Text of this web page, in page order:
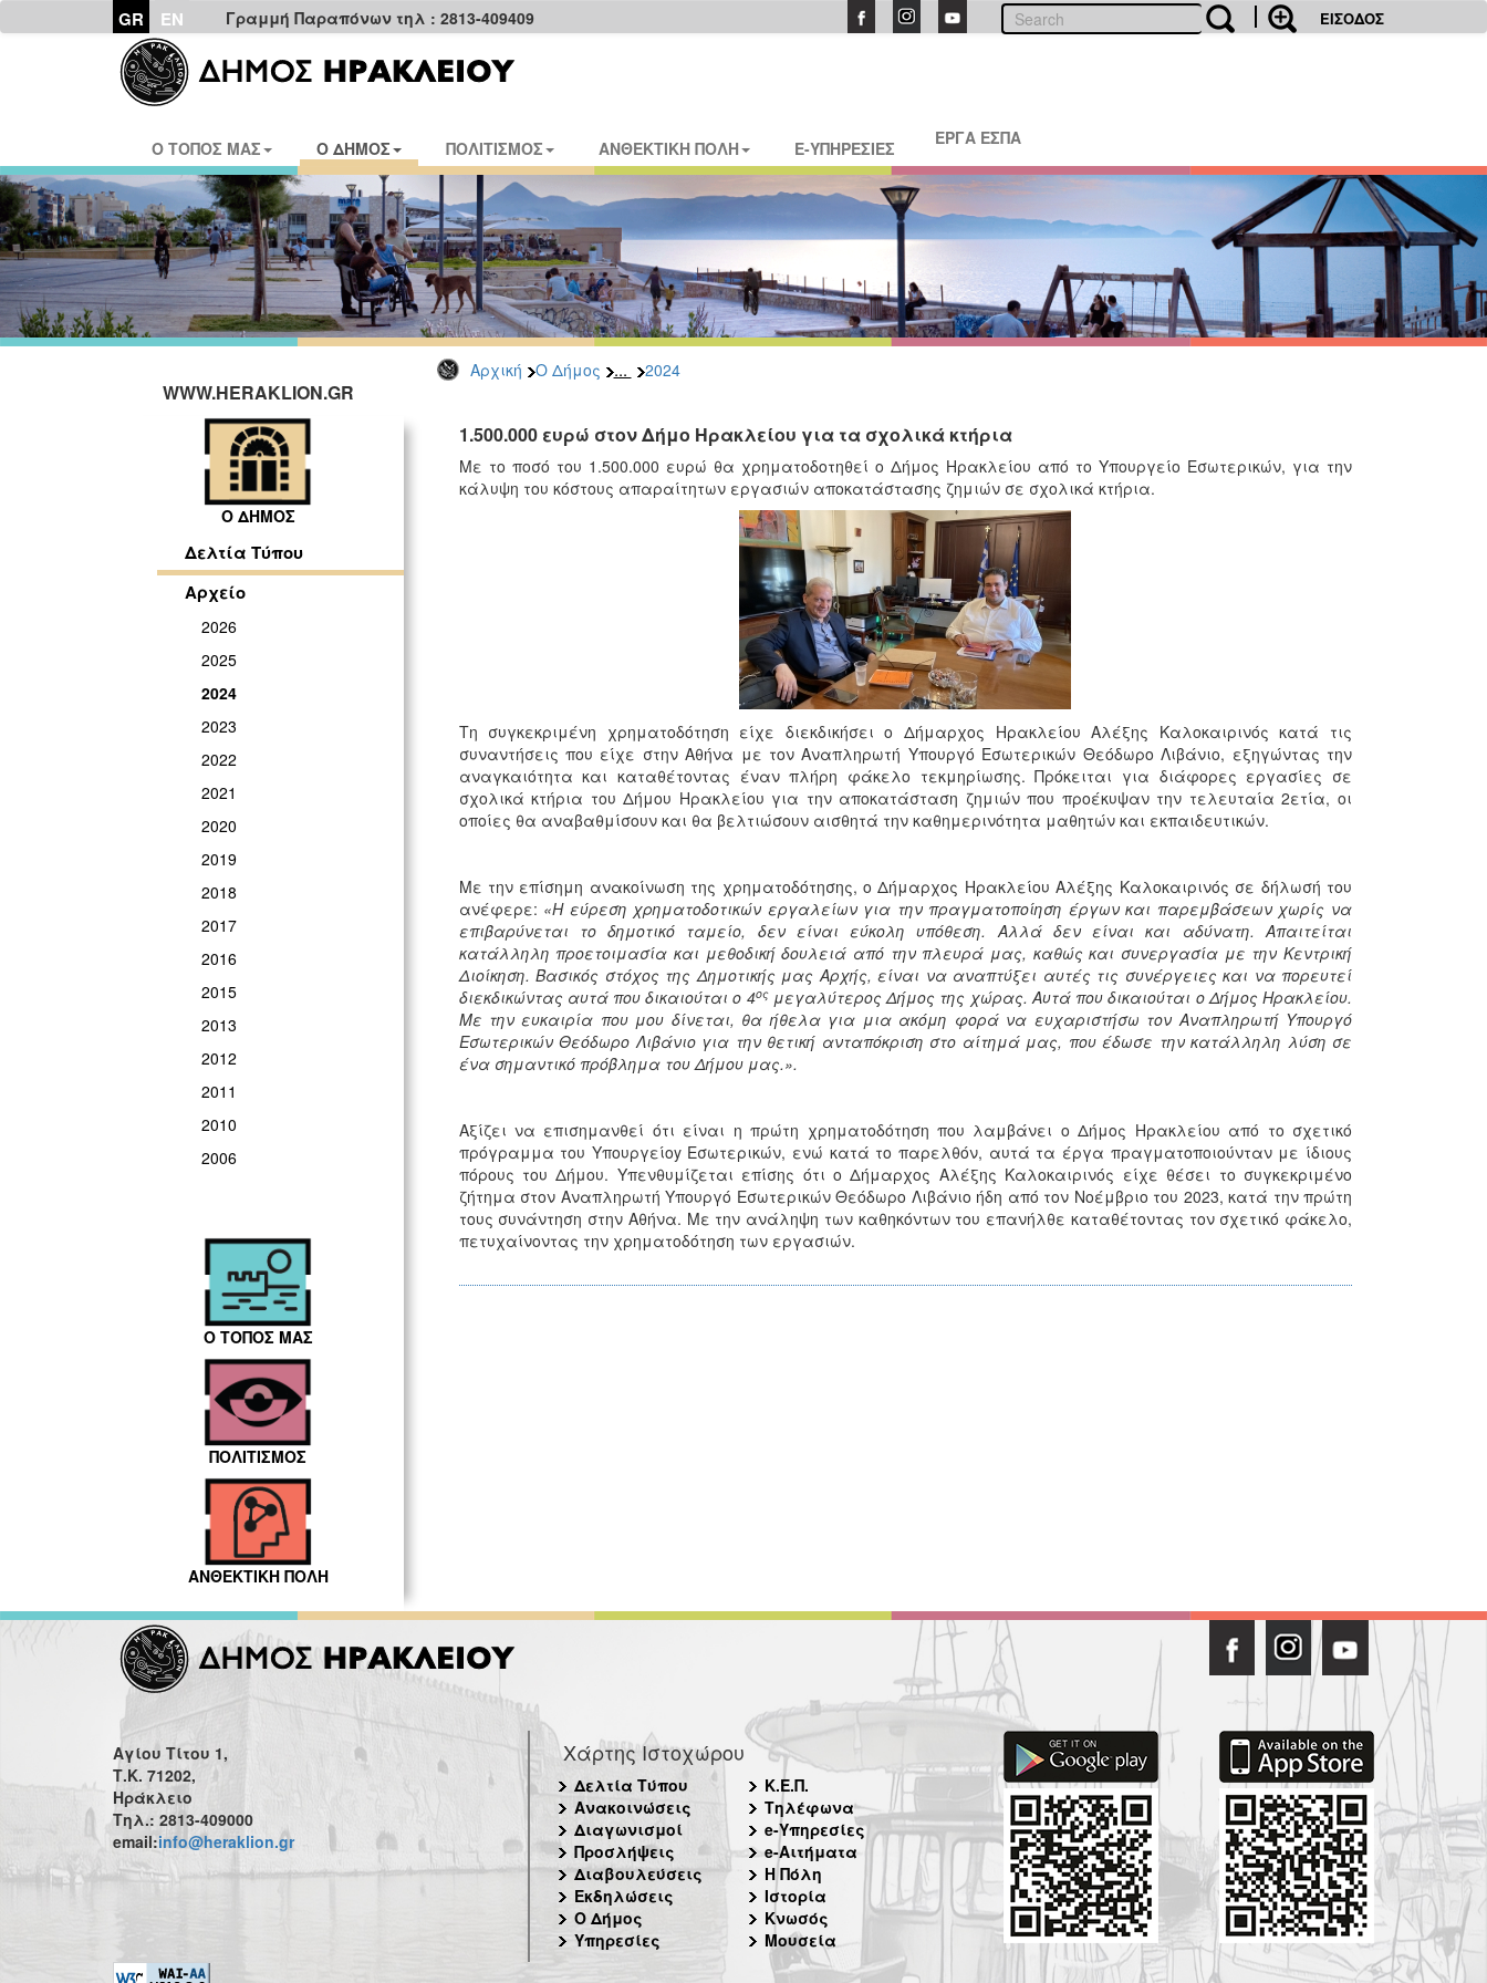
GR EN Γραμμή Παραπόνων τηλ : 2813-409409 ΕΙΣΟΔΟΣ
Ο ΤΟΠΟΣ ΜΑΣ Ο ΔΗΜΟΣ ΠΟΛΙΤΙΣΜΟΣ ΑΝΘΕΚΤΙΚΗ ΠΟΛΗ E-ΥΠΗΡΕΣΙΕΣ ΕΡΓΑ ΕΣΠΑ
Αρχική Ο Δήμος ... 2024
WWW.HERAKLION.GR
Ο ΔΗΜΟΣ
Δελτία Τύπου
Αρχείο
2026
2025
2024
2023
2022
2021
2020
2019
2018
2017
2016
2015
2013
2012
2011
2010
2006
Ο ΤΟΠΟΣ ΜΑΣ
ΠΟΛΙΤΙΣΜΟΣ
ΑΝΘΕΚΤΙΚΗ ΠΟΛΗ
1.500.000 ευρώ στον Δήμο Ηρακλείου για τα σχολικά κτήρια
Με το ποσό του 1.500.000 ευρώ θα χρηματοδοτηθεί ο Δήμος Ηρακλείου από το Υπουργείο Εσωτερικών, για την
κάλυψη του κόστους απαραίτητων εργασιών αποκατάστασης ζημιών σε σχολικά κτήρια.
Τη συγκεκριμένη χρηματοδότηση είχε διεκδικήσει ο Δήμαρχος Ηρακλείου Αλέξης Καλοκαιρινός κατά τις
συναντήσεις που είχε στην Αθήνα με τον Αναπληρωτή Υπουργό Εσωτερικών Θεόδωρο Λιβάνιο, εξηγώντας την
αναγκαιότητα και καταθέτοντας έναν πλήρη φάκελο τεκμηρίωσης. Πρόκειται για διάφορες εργασίες σε
σχολικά κτήρια του Δήμου Ηρακλείου για την αποκατάσταση ζημιών που προέκυψαν την τελευταία 2ετία, οι
οποίες θα αναβαθμίσουν και θα βελτιώσουν αισθητά την καθημερινότητα μαθητών και εκπαιδευτικών.
Με την επίσημη ανακοίνωση της χρηματοδότησης, ο Δήμαρχος Ηρακλείου Αλέξης Καλοκαιρινός σε δήλωσή του
ανέφερε: «Η εύρεση χρηματοδοτικών εργαλείων για την πραγματοποίηση έργων και παρεμβάσεων χωρίς να
επιβαρύνεται το δημοτικό ταμείο, δεν είναι εύκολη υπόθεση. Αλλά δεν είναι και αδύνατη. Απαιτείται
κατάλληλη προετοιμασία και μεθοδική δουλειά από την πλευρά μας, καθώς και συνεργασία με την Κεντρική
Διοίκηση. Βασικός στόχος της Δημοτικής μας Αρχής, είναι να αναπτύξει αυτές τις συνέργειες και να πορευτεί
διεκδικώντας αυτά που δικαιούται ο 4οςμεγαλύτερος Δήμος της χώρας. Αυτά που δικαιούται ο Δήμος Ηρακλείου.
Με την ευκαιρία που μου δίνεται, θα ήθελα για μια ακόμη φορά να ευχαριστήσω τον Αναπληρωτή Υπουργό
Εσωτερικών Θεόδωρο Λιβάνιο για την θετική ανταπόκριση στο αίτημά μας, που έδωσε την κατάλληλη λύση σε
ένα σημαντικό πρόβλημα του Δήμου μας.».
Αξίζει να επισημανθεί ότι είναι η πρώτη χρηματοδότηση που λαμβάνει ο Δήμος Ηρακλείου από το σχετικό
πρόγραμμα του Υπουργείοy Εσωτερικών, ενώ κατά το παρελθόν, αυτά τα έργα πραγματοποιούνταν με ίδιους
πόρους του Δήμου. Υπενθυμίζεται επίσης ότι ο Δήμαρχος Αλέξης Καλοκαιρινός είχε θέσει το συγκεκριμένο
ζήτημα στον Αναπληρωτή Υπουργό Εσωτερικών Θεόδωρο Λιβάνιο ήδη από τον Νοέμβριο του 2023, κατά την πρώτη
τους συνάντηση στην Αθήνα. Με την ανάληψη των καθηκόντων του επανήλθε καταθέτοντας τον σχετικό φάκελο,
πετυχαίνοντας την χρηματοδότηση των εργασιών.
Αγίου Τίτου 1,
Τ.Κ. 71202,
Ηράκλειο
Τηλ.: 2813-409000
email:info@heraklion.gr
Χάρτης Ιστοχώρου
Δελτία Τύπου
Ανακοινώσεις
Διαγωνισμοί
Προσλήψεις
Διαβουλεύσεις
Εκδηλώσεις
Ο Δήμος
Υπηρεσίες
Κ.Ε.Π.
Τηλέφωνα
e-Υπηρεσίες
e-Αιτήματα
Η Πόλη
Ιστορία
Κνωσός
Μουσεία